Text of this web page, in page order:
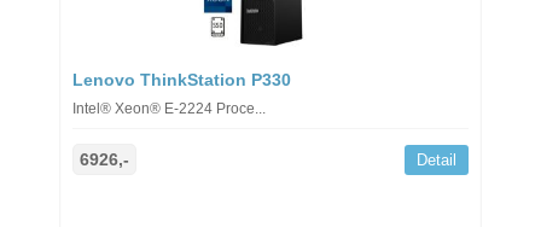
Lenovo ThinkStation P330
Intel® Xeon® E-2224 Proce...
6926,- Detail